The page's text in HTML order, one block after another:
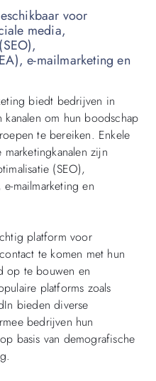
voor
media,
e-mailmarketing en
biedt bedrijven in
om hun boodschap
te bereiken. Enkele
zijn
(SEO),
mailmarketing en
platform voor
te komen met hun
op te bouwen en
platforms zoals
bieden diverse
bedrijven hun
basis van demografische